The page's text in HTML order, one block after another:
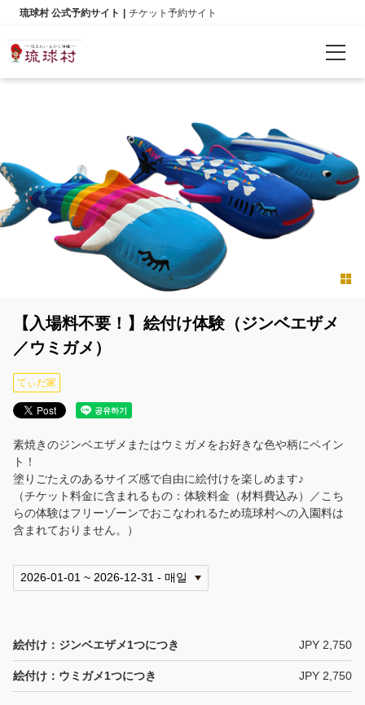
琉球村 公式予約サイト チケット予約サイト
日本語
English
【入場料不要！】絵付け体験（ジンベエザメ
／ウミガメ）
てぃだ家
素焼きのジンベエザメまたはウミガメをお好きな色や柄にペイン
ト！
塗りごたえのあるサイズ感で自由に絵付けを楽しめます♪
（チケット料金に含まれるもの：体験料金（材料費込み）／こち
らの体験はフリーゾーンでおこなわれるため琉球村への入園料は
含まれておりません。）
絵付け：ジンベエザメ1つにつき JPY 2,750
絵付け：ウミガメ1つにつき JPY 2,750